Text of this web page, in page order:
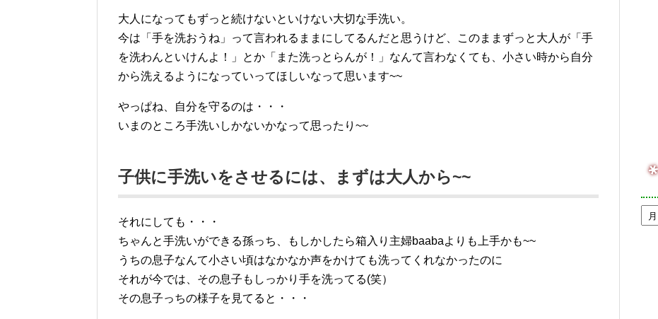
大人になってもずっと続けないといけない大切な手洗い。
今は「手を洗おうね」って言われるままにしてるんだと思うけど、このままずっと大人が「手
を洗わんといけんよ！」とか「また洗っとらんが！」なんて言わなくても、小さい時から自分
から洗えるようになっていってほしいなって思います~~
やっぱね、自分を守るのは・・・
いまのところ手洗いしかないかなって思ったり~~
子供に手洗いをさせるには、まずは大人から~~
それにしても・・・
ちゃんと手洗いができる孫っち、もしかしたら箱入り主婦baabaよりも上手かも~~
うちの息子なんて小さい頃はなかなか声をかけても洗ってくれなかったのに
それが今では、その息子もしっかり手を洗ってる(笑）
その息子っちの様子を見てると・・・